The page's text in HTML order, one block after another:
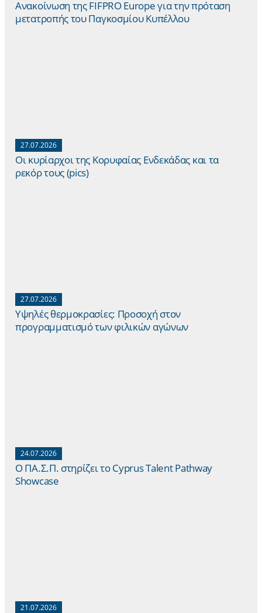
Ανακοίνωση της FIFPRO Europe για την πρόταση
μετατροπής του Παγκοσμίου Κυπέλλου
27.07.2026
Οι κυρίαρχοι της Κορυφαίας Ενδεκάδας και τα
ρεκόρ τους (pics)
27.07.2026
Yψηλές θερμοκρασίες: Προσοχή στον
προγραμματισμό των φιλικών αγώνων
24.07.2026
Ο ΠΑ.Σ.Π. στηρίζει το Cyprus Talent Pathway
Showcase
21.07.2026